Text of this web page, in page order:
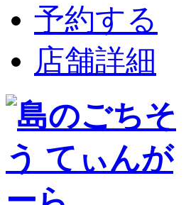
予約する
店舗詳細